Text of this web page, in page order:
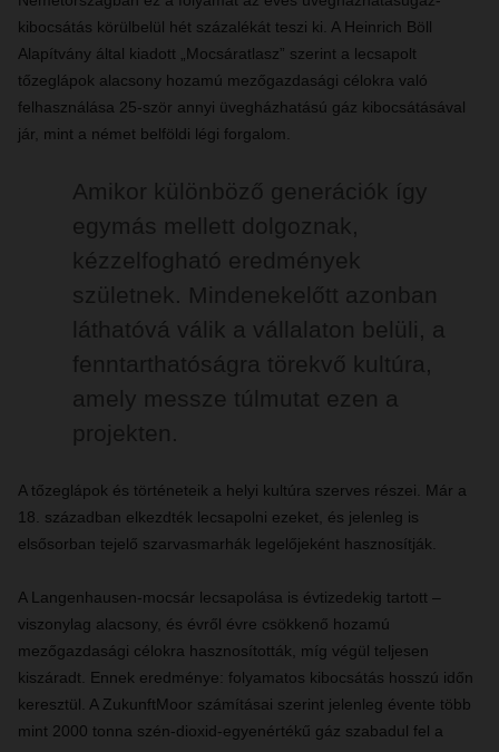
kibocsátás körülbelül hét százalékát teszi ki. A Heinrich Böll
Alapítvány által kiadott „Mocsáratlasz” szerint a lecsapolt
tőzeglápok alacsony hozamú mezőgazdasági célokra való
felhasználása 25-ször annyi üvegházhatású gáz kibocsátásával
jár, mint a német belföldi légi forgalom.
Amikor különböző generációk így
egymás mellett dolgoznak,
kézzelfogható eredmények
születnek. Mindenekelőtt azonban
láthatóvá válik a vállalaton belüli, a
fenntarthatóságra törekvő kultúra,
amely messze túlmutat ezen a
projekten.
A tőzeglápok és történeteik a helyi kultúra szerves részei. Már a
18. században elkezdték lecsapolni ezeket, és jelenleg is
elsősorban tejelő szarvasmarhák legelőjeként hasznosítják.
A Langenhausen-mocsár lecsapolása is évtizedekig tartott –
viszonylag alacsony, és évről évre csökkenő hozamú
mezőgazdasági célokra hasznosították, míg végül teljesen
kiszáradt. Ennek eredménye: folyamatos kibocsátás hosszú időn
keresztül. A ZukunftMoor számításai szerint jelenleg évente több
mint 2000 tonna szén-dioxid-egyenértékű gáz szabadul fel a